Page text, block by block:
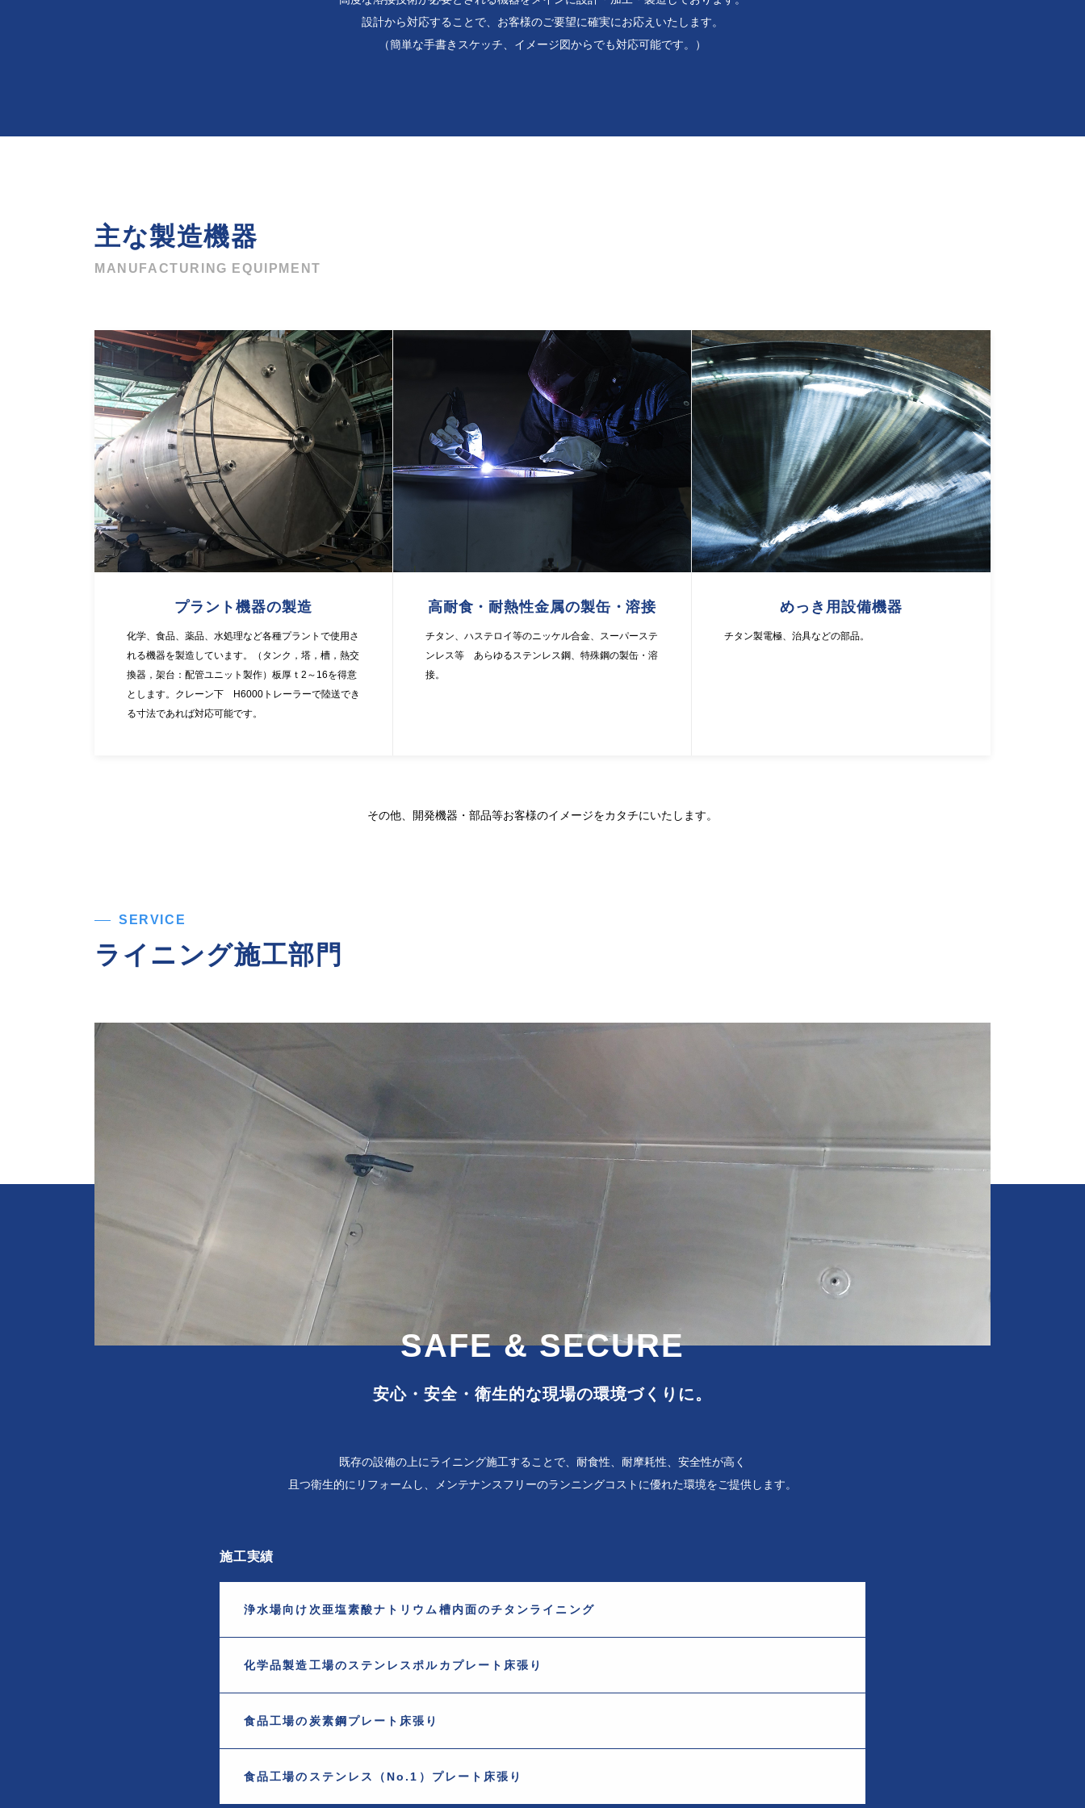
設計から対応することで、お客様のご要望に確実にお応えいたします。
（簡単な手書きスケッチ、イメージ図からでも対応可能です。）
主な製造機器
MANUFACTURING EQUIPMENT
プラント機器の製造
化学、食品、薬品、水処理など各種プラントで使用さ
れる機器を製造しています。（タンク，塔，槽，熱交
換器，架台：配管ユニット製作）板厚ｔ2～16を得意
とします。クレーン下 H6000トレーラーで陸送でき
る寸法であれば対応可能です。
高耐食・耐熱性金属の製缶・溶接
チタン、ハステロイ等のニッケル合金、スーパーステ
ンレス等 あらゆるステンレス鋼、特殊鋼の製缶・溶
接。
めっき用設備機器
チタン製電極、治具などの部品。
その他、開発機器・部品等お客様のイメージをカタチにいたします。
SERVICE
ライニング施工部門
SAFE &SECURE
安心・安全・衛生的な現場の環境づくりに。
既存の設備の上にライニング施工することで、耐食性、耐摩耗性、安全性が高く
且つ衛生的にリフォームし、メンテナンスフリーのランニングコストに優れた環境をご提供します。
施工実績
浄水場向け次亜塩素酸ナトリウム槽内面のチタンライニング
化学品製造工場のステンレスポルカプレート床張り
食品工場の炭素鋼プレート床張り
食品工場のステンレス（No.1） プレート床張り